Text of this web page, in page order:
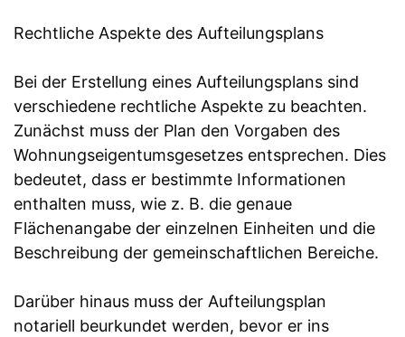
Rechtliche Aspekte des Aufteilungsplans
Bei der Erstellung eines Aufteilungsplans sind
verschiedene rechtliche Aspekte zu beachten.
Zunächst muss der Plan den Vorgaben des
Wohnungseigentumsgesetzes entsprechen. Dies
bedeutet, dass er bestimmte Informationen
enthalten muss, wie z. B. die genaue
Flächenangabe der einzelnen Einheiten und die
Beschreibung der gemeinschaftlichen Bereiche.
Darüber hinaus muss der Aufteilungsplan
notariell beurkundet werden, bevor er ins